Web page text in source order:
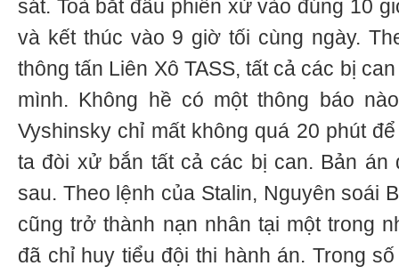
sát. Toà bắt đầu phiên xử vào đúng 10
và kết thúc vào 9 giờ tối cùng ngày.
thông tấn Liên Xô TASS, tất cả các bị
mình. Không hề có một thông báo
Vyshinsky chỉ mất không quá 20 phút
ta đòi xử bắn tất cả các bị can. Bản
sau. Theo lệnh của Stalin, Nguyên soái
cũng trở thành nạn nhân tại một trong
đã chỉ huy tiểu đội thi hành án. Trong